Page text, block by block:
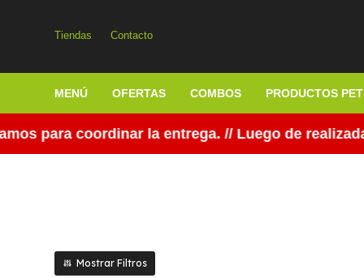
MENÚ OFERTAS COMBOS PRODUCTOS PET
Tiendas Contacto
para coordinar la entrega. // Luego de